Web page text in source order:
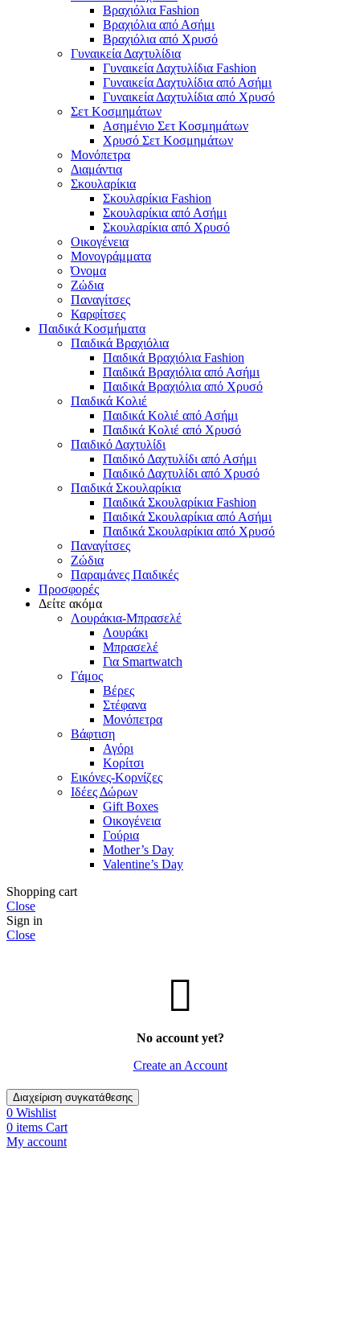
Βραχιόλια Fashion
Βραχιόλια από Ασήμι
Βραχιόλια από Χρυσό
Γυναικεία Δαχτυλίδια
Γυναικεία Δαχτυλίδια Fashion
Γυναικεία Δαχτυλίδια από Ασήμι
Γυναικεία Δαχτυλίδια από Χρυσό
Σετ Κοσμημάτων
Ασημένιο Σετ Κοσμημάτων
Χρυσό Σετ Κοσμημάτων
Μονόπετρα
Διαμάντια
Σκουλαρίκια
Σκουλαρίκια Fashion
Σκουλαρίκια από Ασήμι
Σκουλαρίκια από Χρυσό
Οικογένεια
Μονογράμματα
Όνομα
Ζώδια
Παναγίτσες
Καρφίτσες
Παιδικά Κοσμήματα
Παιδικά Βραχιόλια
Παιδικά Βραχιόλια Fashion
Παιδικά Βραχιόλια από Ασήμι
Παιδικά Βραχιόλια από Χρυσό
Παιδικά Κολιέ
Παιδικά Κολιέ από Ασήμι
Παιδικά Κολιέ από Χρυσό
Παιδικό Δαχτυλίδι
Παιδικό Δαχτυλίδι από Ασήμι
Παιδικό Δαχτυλίδι από Χρυσό
Παιδικά Σκουλαρίκια
Παιδικά Σκουλαρίκια Fashion
Παιδικά Σκουλαρίκια από Ασήμι
Παιδικά Σκουλαρίκια από Χρυσό
Παναγίτσες
Ζώδια
Παραμάνες Παιδικές
Προσφορές
Δείτε ακόμα
Λουράκια-Μπρασελέ
Λουράκι
Μπρασελέ
Για Smartwatch
Γάμος
Βέρες
Στέφανα
Μονόπετρα
Βάφτιση
Αγόρι
Κορίτσι
Εικόνες-Κορνίζες
Ιδέες Δώρων
Gift Boxes
Οικογένεια
Γούρια
Mother’s Day
Valentine’s Day
Shopping cart
Close
Sign in
Close
No account yet?
Create an Account
Διαχείριση συγκατάθεσης
0 Wishlist
0 items Cart
My account